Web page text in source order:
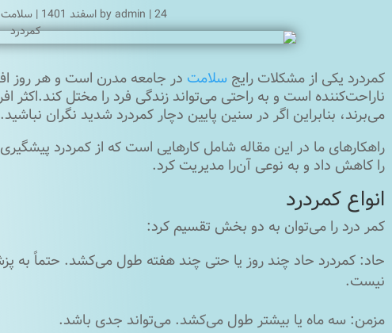
by admin |24 اسفند 1401 |
کمردرد یکی از مشکلات رایج سلامت در جامعه مدرن است و هر روز
می‌برند، بنابراین اگر در سنین پایین دچار کمردرد شدید نگران
راهکارهای ما در این مقاله شامل کارهایی است که از کمردرد
را کاهش داد و به نوعی آن‌را مدیریت کرد.
انواع کمردرد
کمر درد را می‌توان به دو بخش تقسیم کرد:
حاد: کمردرد حاد چند روز یا حتی چند هفته طول می‌کشد. حتماً به
نیست.
مزمن: سه ماه یا بیشتر طول می‌کشد. می‌تواند جدی باشد.